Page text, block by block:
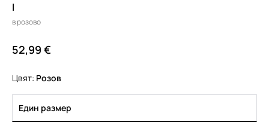
l
в розово
52,99 €
Цвят: розов
Един размер